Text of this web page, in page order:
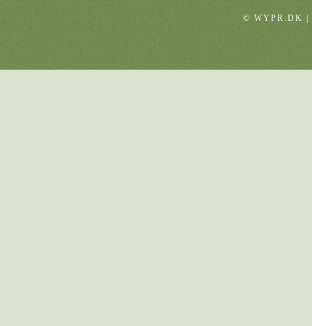
© WYPR.DK